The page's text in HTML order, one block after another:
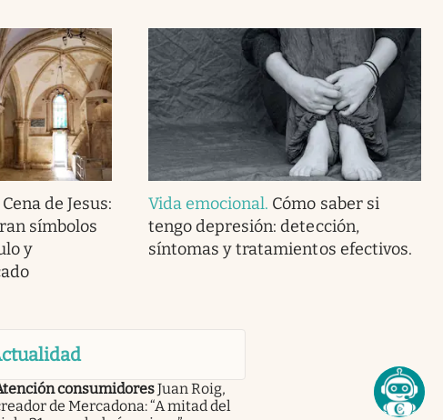
de Jesus:
símbolos
y
Vida emocional. Cómo saber si
tengo depresión: detección,
síntomas y tratamientos efectivos.
consumidoresJuan Roig,
de Mercadona: “A mitad del